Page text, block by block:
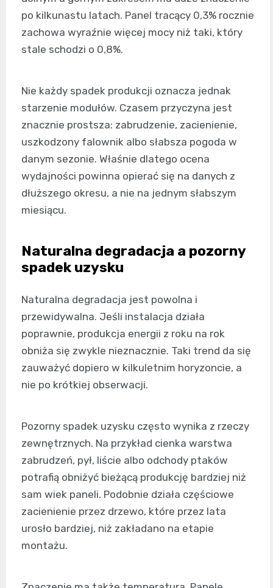
po kilkunastu latach. Panel tracący 0,3% rocznie
zachowa wyraźnie więcej mocy niż taki, który
stale schodzi o 0,8%.
Nie każdy spadek produkcji oznacza jednak
starzenie modułów. Czasem przyczyna jest
znacznie prostsza: zabrudzenie, zacienienie,
uszkodzony falownik albo słabsza pogoda w
danym sezonie. Właśnie dlatego ocena
wydajności powinna opierać się na danych z
dłuższego okresu, a nie na jednym słabszym
miesiącu.
Naturalna degradacja a pozorny
spadek uzysku
Naturalna degradacja jest powolna i
przewidywalna. Jeśli instalacja działa
poprawnie, produkcja energii z roku na rok
obniża się zwykle nieznacznie. Taki trend da się
zauważyć dopiero w kilkuletnim horyzoncie, a
nie po krótkiej obserwacji.
Pozorny spadek uzysku często wynika z rzeczy
zewnętrznych. Na przykład cienka warstwa
zabrudzeń, pył, liście albo odchody ptaków
potrafią obniżyć bieżącą produkcję bardziej niż
sam wiek paneli. Podobnie działa częściowe
zacienienie przez drzewo, które przez lata
urosło bardziej, niż zakładano na etapie
montażu.